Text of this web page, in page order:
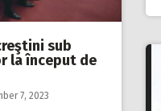
sub
la început de
7, 2023